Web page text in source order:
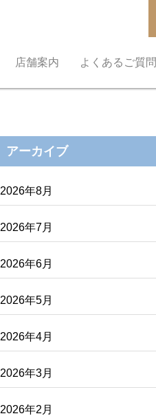
店舗案内 よくあるご質問
アーカイブ
2026年8月
2026年7月
2026年6月
2026年5月
2026年4月
2026年3月
2026年2月